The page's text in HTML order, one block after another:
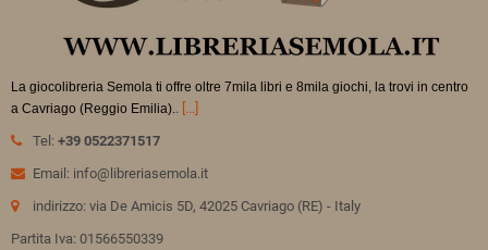
La giocolibreria Semola ti offre oltre 7mila libri e 8mila giochi, la trovi in centro
a Cavriago (Reggio Emilia).. [...]
Tel: +39 0522371517
Email: info@libreriasemola.it
indirizzo: via De Amicis 5D, 42025 Cavriago (RE) - Italy
Partita Iva: 01566550339